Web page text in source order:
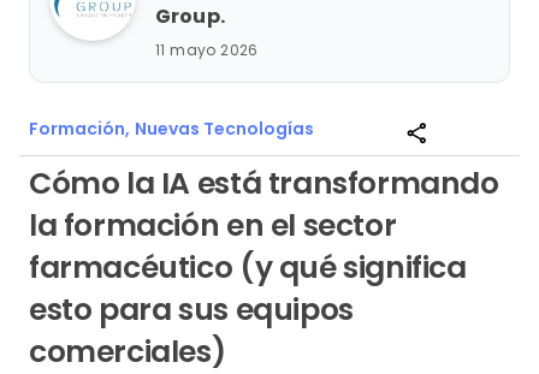
Group.
11 mayo 2026
Formación, Nuevas Tecnologías share
Cómo la IA está transformando
la formación en el sector
farmacéutico (y qué significa
esto para sus equipos
comerciales)